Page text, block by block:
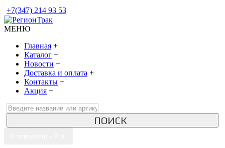
+7(347) 214 93 53
МЕНЮ
Главная +
Каталог +
Новости +
Доставка и оплата +
Контакты +
Акция +
ПОИСК